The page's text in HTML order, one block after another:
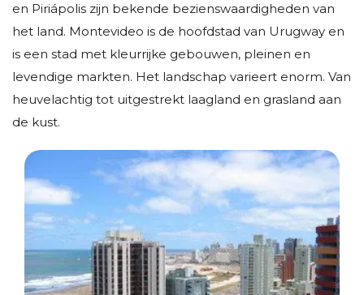
en Piriápolis zijn bekende bezienswaardigheden van
het land. Montevideo is de hoofdstad van Urugway en
is een stad met kleurrijke gebouwen, pleinen en
levendige markten. Het landschap varieert enorm. Van
heuvelachtig tot uitgestrekt laagland en grasland aan
de kust.